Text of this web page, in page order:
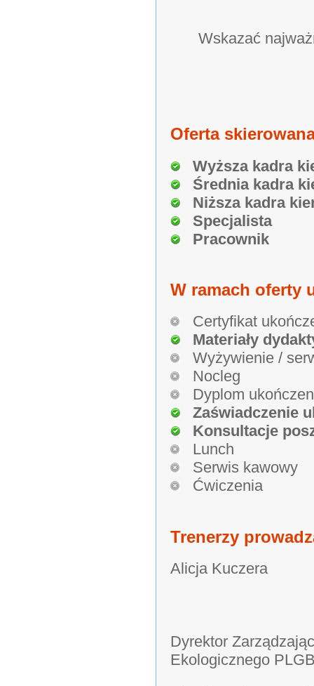
Wskazać
Oferta
Wyższa kadra
Średnia kadra
Niższa kadra
Specjalista
Pracownik
W ramach oferty
Certyfikat
Materiały
Wyżywienie /
Nocleg
Dyplom
Zaświadczenie
Konsultacje
Lunch
Serwis kawowy
Ćwiczenia
Trenerzy
Alicja Kuczera
Dyrektor
Ekologicznego